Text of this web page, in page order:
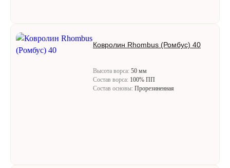
Ковролин Rhombus (Ромбус) 40
Высота ворса: 50 мм
Состав ворса: 100% ПП
Состав основы: Прорезиненная